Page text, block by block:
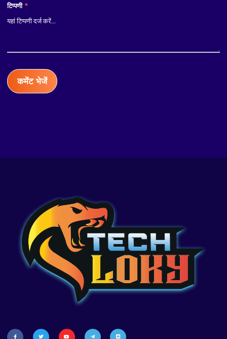
टिप्पणी *
कमेंट भेजें